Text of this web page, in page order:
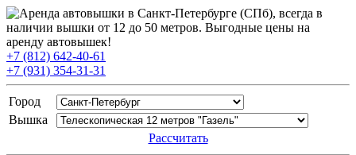
+7 (812) 642-40-61
+7 (931) 354-31-31
Город
Вышка
Рассчитать